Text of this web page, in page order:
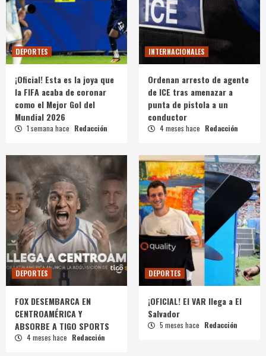
DEPORTES
¡Oficial! Esta es la joya que
la FIFA acaba de coronar
como el Mejor Gol del
Mundial 2026
1 semana hace Redacción
INTERNACIONALES
Ordenan arresto de agente
de ICE tras amenazar a
punta de pistola a un
conductor
4 meses hace Redacción
DEPORTES
FOX DESEMBARCA EN
CENTROAMÉRICA Y
ABSORBE A TIGO SPORTS
4 meses hace Redacción
DEPORTES
¡OFICIAL! El VAR llega a El
Salvador
5 meses hace Redacción